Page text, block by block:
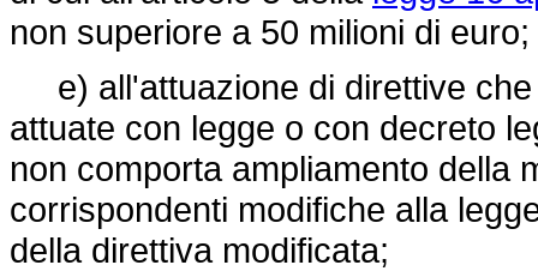
non superiore a 50 milioni di euro;
e) all'attuazione di direttive che
attuate con legge o con decreto
non comporta ampliamento della
corrispondenti modifiche alla
della direttiva modificata;